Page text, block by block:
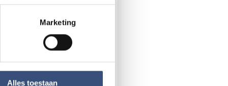
detailgedeeltein. U kunt uw
partners voor social
die u aan ze heeft
Marketing
Alles toestaan